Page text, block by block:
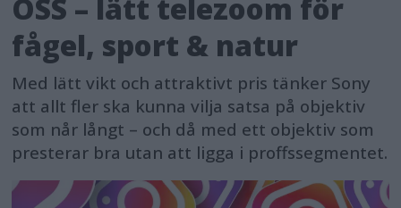
OSS – lätt telezoom för
fågel, sport & natur
Med lätt vikt och attraktivt pris tänker Sony
att allt fler ska kunna vilja satsa på objektiv
som når långt – och då med ett objektiv som
presterar bra utan att ligga i proffssegmentet.